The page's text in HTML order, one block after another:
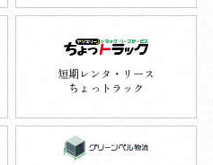
短期レンタ・リース
ちょっトラック